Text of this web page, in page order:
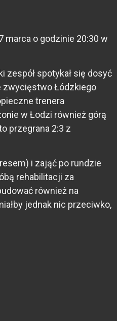
marca o godzinie 20:30 w
zespół spotykał się dosyć
zwycięstwo Łódzkiego
trenera
w Łodzi również górą
przegrana 2:3 z
i zająć po rundzie
rehabilitacji za
również na
jednak nic przeciwko,